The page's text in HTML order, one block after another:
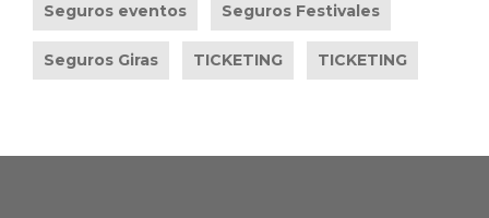
Seguros eventos Seguros Festivales
Seguros Giras TICKETING TICKETING